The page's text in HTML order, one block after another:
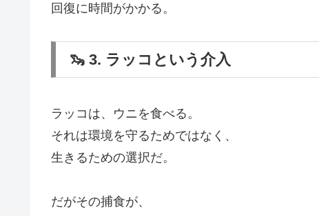
回復に時間がかかる。
🦦 3. ラッコという介入
ラッコは、ウニを食べる。
それは環境を守るためではなく、
生きるための選択だ。
だがその捕食が、